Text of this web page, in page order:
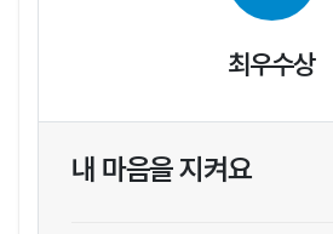
최우수상
내 마음을 지켜요